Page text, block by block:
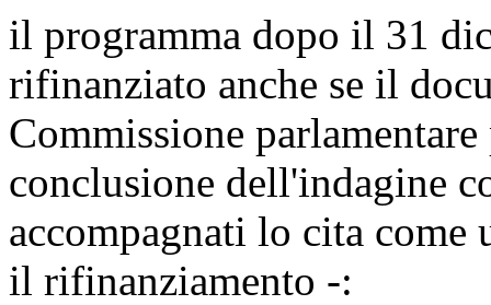
il programma dopo il 31
rifinanziato anche se il
Commissione
conclusione dell'indagine
accompagnati lo cita come
il rifinanziamento -: